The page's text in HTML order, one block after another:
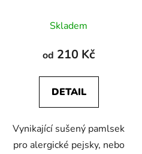
hodnocení
produktu
5,0
z
hvězdiček.
Skladem
od 210 Kč
DETAIL
Vynikající sušený pamlsek
pro alergické pejsky, nebo